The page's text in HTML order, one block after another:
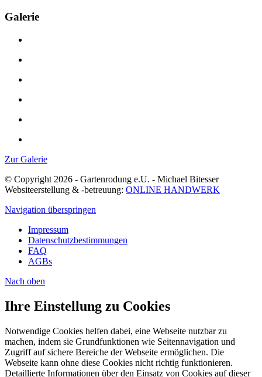
Galerie
Zur Galerie
© Copyright 2026 - Gartenrodung e.U. - Michael Bitesser
Websiteerstellung & -betreuung: ONLINE HANDWERK
Navigation überspringen
Impressum
Datenschutzbestimmungen
FAQ
AGBs
Nach oben
Ihre Einstellung zu Cookies
Notwendige Cookies helfen dabei, eine Webseite nutzbar zu
machen, indem sie Grundfunktionen wie Seitennavigation und
Zugriff auf sichere Bereiche der Webseite ermöglichen. Die
Webseite kann ohne diese Cookies nicht richtig funktionieren.
Detaillierte Informationen über den Einsatz von Cookies auf dieser